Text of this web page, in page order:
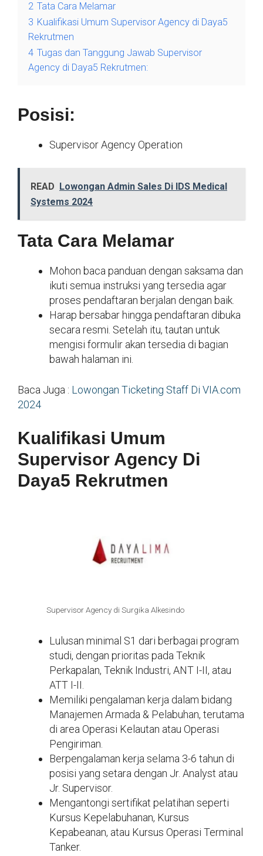
2 Tata Cara Melamar
3 Kualifikasi Umum Supervisor Agency di Daya5
Rekrutmen
4 Tugas dan Tanggung Jawab Supervisor
Agency di Daya5 Rekrutmen:
Posisi:
Supervisor Agency Operation
READ
Lowongan Admin Sales Di IDS Medical
Systems 2024
Tata Cara Melamar
Mohon baca panduan dengan saksama dan
ikuti semua instruksi yang tersedia agar
proses pendaftaran berjalan dengan baik.
Harap bersabar hingga pendaftaran dibuka
secara resmi. Setelah itu, tautan untuk
mengisi formulir akan tersedia di bagian
bawah halaman ini.
Baca Juga : Lowongan Ticketing Staff Di VIA.com
2024
Kualifikasi Umum
Supervisor Agency Di
Daya5 Rekrutmen
Supervisor Agency di Surgika Alkesindo
Lulusan minimal S1 dari berbagai program
studi, dengan prioritas pada Teknik
Perkapalan, Teknik Industri, ANT I-II, atau
ATT I-II.
Memiliki pengalaman kerja dalam bidang
Manajemen Armada & Pelabuhan, terutama
di area Operasi Kelautan atau Operasi
Pengiriman.
Berpengalaman kerja selama 3-6 tahun di
posisi yang setara dengan Jr. Analyst atau
Jr. Supervisor.
Mengantongi sertifikat pelatihan seperti
Kursus Kepelabuhanan, Kursus
Kepabeanan, atau Kursus Operasi Terminal
Tanker.